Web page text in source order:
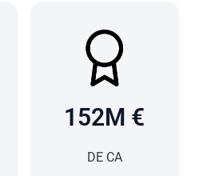
152M €
DE CA